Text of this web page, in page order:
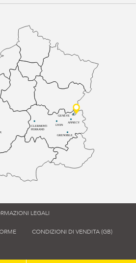
CLERMONT-
FERRAND
LYON
ANNECY
GRENOBLE
GENÈVE
LEGALI
CONDIZIONI DI VENDITA (GB)